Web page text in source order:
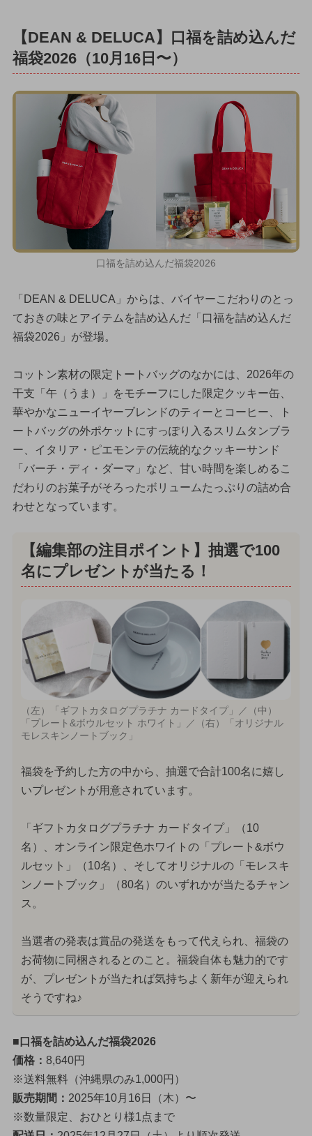
【DEAN & DELUCA】口福を詰め込んだ
福袋2026（10月16日〜）
口福を詰め込んだ福袋2026
「DEAN & DELUCA」からは、バイヤーこだわりのとっ
ておきの味とアイテムを詰め込んだ「口福を詰め込んだ
福袋2026」が登場。
コットン素材の限定トートバッグのなかには、2026年の
干支「午（うま）」をモチーフにした限定クッキー缶、
華やかなニューイヤーブレンドのティーとコーヒー、ト
ートバッグの外ポケットにすっぽり入るスリムタンブラ
ー、イタリア・ピエモンテの伝統的なクッキーサンド
「バーチ・ディ・ダーマ」など、甘い時間を楽しめるこ
だわりのお菓子がそろったボリュームたっぷりの詰め合
わせとなっています。
【編集部の注目ポイント】抽選で100
名にプレゼントが当たる！
（左）「ギフトカタログプラチナ カードタイプ」／（中）
「プレート&ボウルセット ホワイト」／（右）「オリジナル
モレスキンノートブック」
福袋を予約した方の中から、抽選で合計100名に嬉し
いプレゼントが用意されています。
「ギフトカタログプラチナ カードタイプ」（10
名）、オンライン限定色ホワイトの「プレート&ボウ
ルセット」（10名）、そしてオリジナルの「モレスキ
ンノートブック」（80名）のいずれかが当たるチャン
ス。
当選者の発表は賞品の発送をもって代えられ、福袋の
お荷物に同梱されるとのこと。福袋自体も魅力的です
が、プレゼントが当たれば気持ちよく新年が迎えられ
そうですね♪
■口福を詰め込んだ福袋2026
価格： 8,640円
※送料無料（沖縄県のみ1,000円）
販売期間： 2025年10月16日（木）〜
※数量限定、おひとり様1点まで